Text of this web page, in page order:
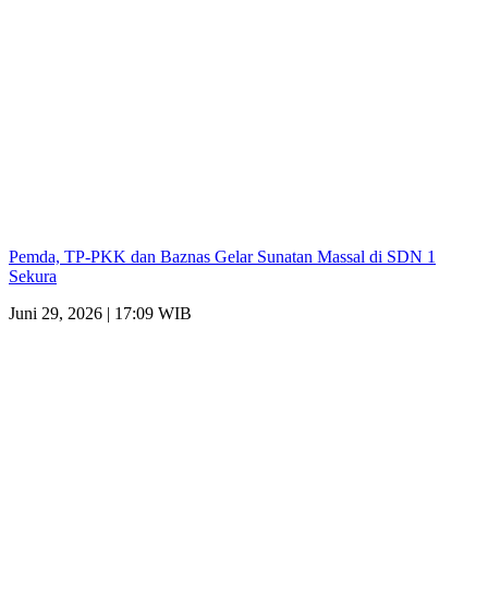
Pemda, TP-PKK dan Baznas Gelar Sunatan Massal di SDN 1
Sekura
Juni 29, 2026 | 17:09 WIB